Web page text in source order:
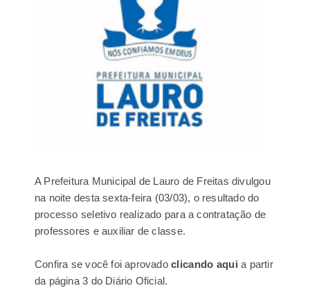
A Prefeitura Municipal de Lauro de Freitas divulgou
na noite desta sexta-feira (03/03), o resultado do
processo seletivo realizado para a contratação de
professores e auxiliar de classe.
Confira se você foi aprovadoclicando aqui a partir
da página 3 do Diário Oficial.